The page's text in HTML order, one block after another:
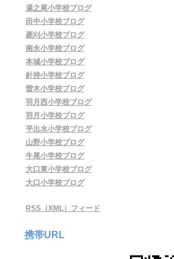
湯之尾小学校ブログ
田中小学校ブログ
菱刈小学校ブログ
南永小学校ブログ
本城小学校ブログ
針持小学校ブログ
曽木小学校ブログ
羽月西小学校ブログ
羽月小学校ブログ
平出水小学校ブログ
山野小学校ブログ
牛尾小学校ブログ
大口東小学校ブログ
大口小学校ブログ
RSS（XML）フィード
携帯URL